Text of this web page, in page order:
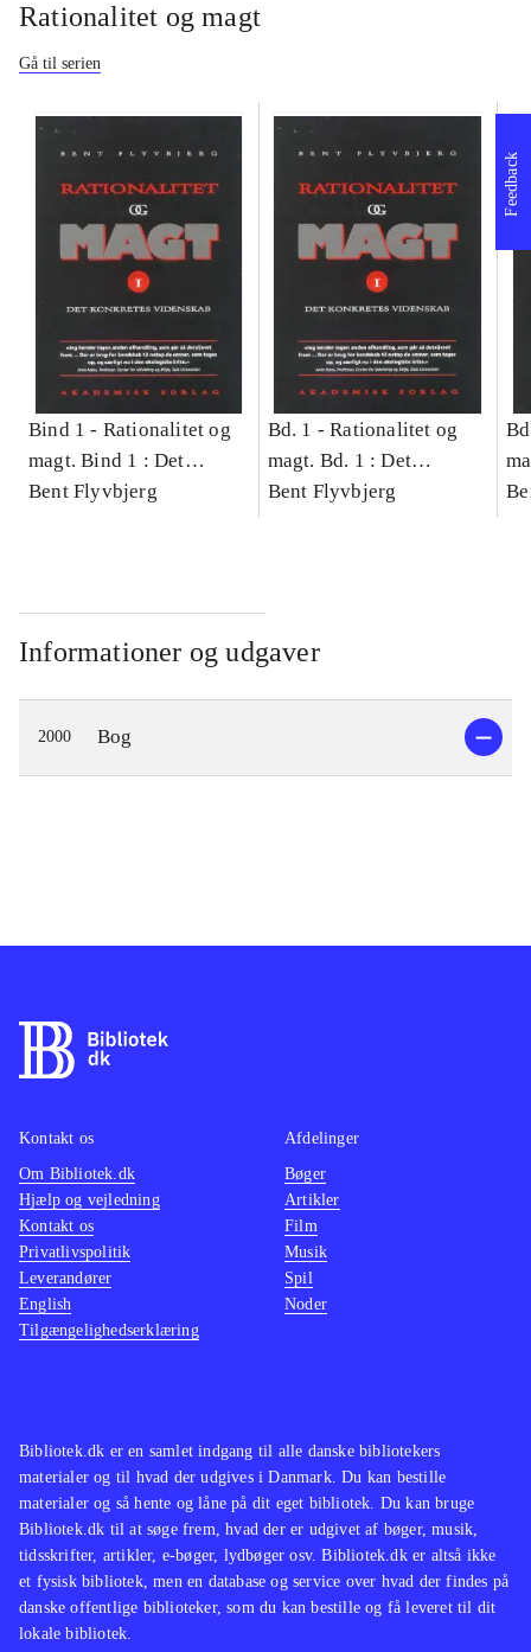
Rationalitet og magt
Gå til serien
Bind 1 - Rationalitet og
magt. Bind 1 : Det
konkretes videnskab
Bent Flyvbjerg
Bd. 1 -Rationalitet og
magt. Bd. 1 : Det
konkretes videnskab
Bent Flyvbjerg
Informationer og udgaver
2000 Bog
Feedback
Bibliotek.dk er en samlet indgang til alle danske bibliotekers
materialer og til hvad der udgives i Danmark. Du kan bestille
materialer og så hente og låne på dit eget bibliotek. Du kan bruge
Bibliotek.dk til at søge frem, hvad der er udgivet af bøger, musik,
tidsskrifter, artikler, e-bøger, lydbøger osv. Bibliotek.dk er altså ikke
et fysisk bibliotek, men en database og service over hvad der findes på
danske offentlige biblioteker, som du kan bestille og få leveret til dit
lokale bibliotek.
Kontakt os
Om Bibliotek.dk
Hjælp og vejledning
Kontakt os
Privatlivspolitik
Leverandører
English
Tilgængelighedserklæring
Afdelinger
Bøger
Artikler
Film
Musik
Spil
Noder